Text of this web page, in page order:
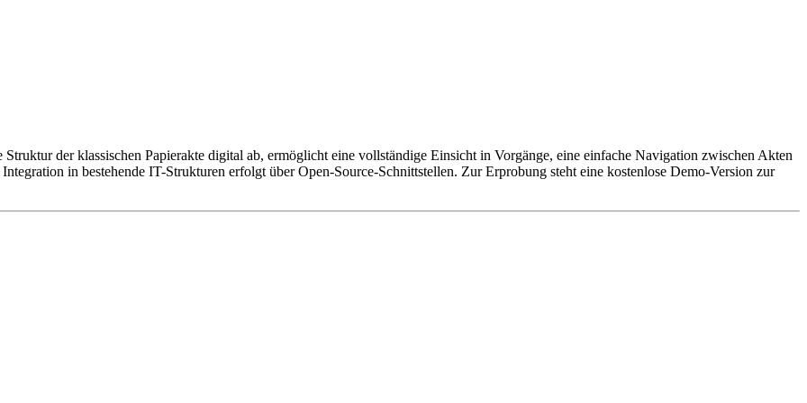
der klassischen Papierakte digital ab, ermöglicht eine vollständige Einsicht in Vorgänge, eine einfache Navigation zwischen Akten
in bestehende IT-Strukturen erfolgt über Open-Source-Schnittstellen. Zur Erprobung steht eine kostenlose Demo-Version zur